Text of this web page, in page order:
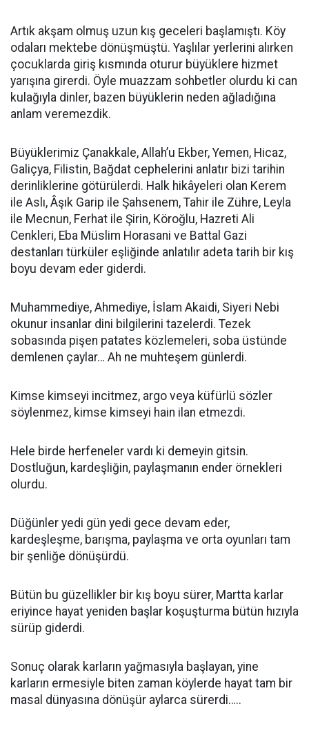
Artık akşam olmuş uzun kış geceleri başlamıştı. Köy
odaları mektebe dönüşmüştü. Yaşlılar yerlerini alırken
çocuklarda giriş kısmında oturur büyüklere hizmet
yarışına girerdi. Öyle muazzam sohbetler olurdu ki can
kulağıyla dinler, bazen büyüklerin neden ağladığına
anlam veremezdik.
Büyüklerimiz Çanakkale, Allah’u Ekber, Yemen, Hicaz,
Galiçya, Filistin, Bağdat cephelerini anlatır bizi tarihin
derinliklerine götürülerdi. Halk hikâyeleri olan Kerem
ile Aslı, Âşık Garip ile Şahsenem, Tahir ile Zühre, Leyla
ile Mecnun, Ferhat ile Şirin, Köroğlu, Hazreti Ali
Cenkleri, Eba Müslim Horasani ve Battal Gazi
destanları türküler eşliğinde anlatılır adeta tarih bir kış
boyu devam eder giderdi.
Muhammediye, Ahmediye, İslam Akaidi, Siyeri Nebi
okunur insanlar dini bilgilerini tazelerdi. Tezek
sobasında pişen patates közlemeleri, soba üstünde
demlenen çaylar… Ah ne muhteşem günlerdi.
Kimse kimseyi incitmez, argo veya küfürlü sözler
söylenmez, kimse kimseyi hain ilan etmezdi.
Hele birde herfeneler vardı ki demeyin gitsin.
Dostluğun, kardeşliğin, paylaşmanın ender örnekleri
olurdu.
Düğünler yedi gün yedi gece devam eder,
kardeşleşme, barışma, paylaşma ve orta oyunları tam
bir şenliğe dönüşürdü.
Bütün bu güzellikler bir kış boyu sürer, Martta karlar
eriyince hayat yeniden başlar koşuşturma bütün hızıyla
sürüp giderdi.
Sonuç olarak karların yağmasıyla başlayan, yine
karların ermesiyle biten zaman köylerde hayat tam bir
masal dünyasına dönüşür aylarca sürerdi…..